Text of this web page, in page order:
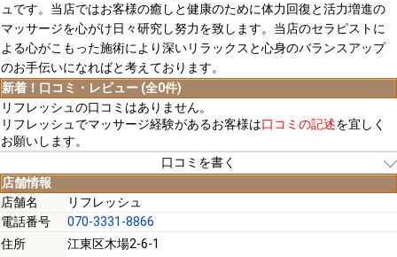
ュです。当店ではお客様の癒しと健康のために体力回復と活力増進の
マッサージを心がけ日々研究し努力を致します。当店のセラピストに
よる心がこもった施術により深いリラックスと心身のバランスアップ
のお手伝いになればと考えております。
新着！口コミ・レビュー (全0件)
リフレッシュの口コミはありません。
リフレッシュでマッサージ経験があるお客様は口コミの記述を宜しく
お願いします。
口コミを書く
[必須]
店舗情報
店舗名
リフレッシュ
電話番号
070-3331-8866
住所
江東区木場2-6-1